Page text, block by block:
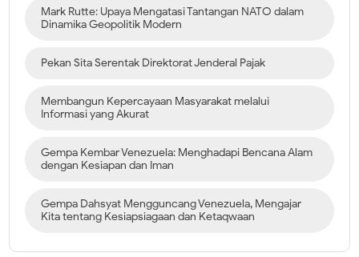
Mark Rutte: Upaya Mengatasi Tantangan NATO dalam
Dinamika Geopolitik Modern
Pekan Sita Serentak Direktorat Jenderal Pajak
Membangun Kepercayaan Masyarakat melalui
Informasi yang Akurat
Gempa Kembar Venezuela: Menghadapi Bencana Alam
dengan Kesiapan dan Iman
Gempa Dahsyat Mengguncang Venezuela, Mengajar
Kita tentang Kesiapsiagaan dan Ketaqwaan